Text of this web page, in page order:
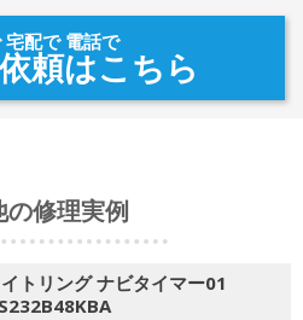
宅配で 電話で
頼はこちら
の修理実例
トリング ナビタイマー01